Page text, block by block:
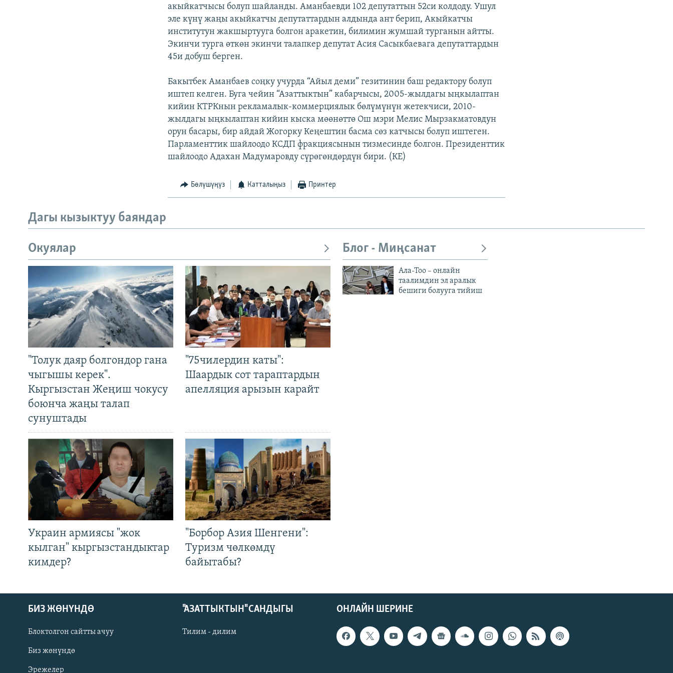
Русский
акыйкатчысы болуп шайланды. Аманбаевди 102 депутаттын 52си колдоду. Ушул
эле күнү жаңы акыйкатчы депутаттардын алдында ант берип, Акыйкатчы
институтун жакшыртууга болгон аракетин, билимин жумшай турганын айтты.
Экинчи турга өткөн экинчи талапкер депутат Асия Сасыкбаевага депутаттардын
45и добуш берген.
Бакытбек Аманбаев соңку учурда “Айыл деми” гезитинин баш редактору болуп
иштеп келген. Буга чейин “Азаттыктын” кабарчысы, 2005-жылдагы ыңкылаптан
кийин КТРКнын рекламалык-коммерциялык бөлүмүнүн жетекчиси, 2010-
жылдагы ыңкылаптан кийин кыска мөөнөттө Ош мэри Мелис Мырзакматовдун
орун басары, бир айдай Жогорку Кеңештин басма сөз катчысы болуп иштеген.
Парламенттик шайлоодо КСДП фракциясынын тизмесинде болгон. Президенттик
шайлоодо Адахан Мадумаровду сүрөгөндөрдүн бири. (КЕ)
Бөлүшүңүз Катталыңыз Принтер
Дагы кызыктуу баяндар
Окуялар
"Толук даяр болгондор гана
чыгышы керек".
Кыргызстан Жеңиш чокусу
боюнча жаңы талап
сунуштады
"75чилердин каты":
Шаардык сот тараптардын
апелляция арызын карайт
Украин армиясы "жок
кылган" кыргызстандыктар
кимдер?
"Борбор Азия Шенгени":
Туризм чөлкөмдү
байытабы?
Блог - Миңсанат
Ала-Тоо – онлайн
таалимдин эл аралык
бешиги болууга тийиш
ОНЛАЙН ШЕРИНЕ
БИЗ ЖӨНҮНДӨ
Блоктолгон сайтты ачуу
Биз жөнүндө
Эрежелер
"АЗАТТЫКТЫН" САНДЫГЫ
Тилим - дилим